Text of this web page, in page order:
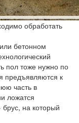
обработать
бетонном
пол тоже нужно по
предъявляются к
часть в
ложатся
на который